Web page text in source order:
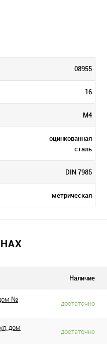
08955
16
М4
оцинкованная
сталь
DIN 7985
метрическая
Наличие
дом №
достаточно
дом
достаточно